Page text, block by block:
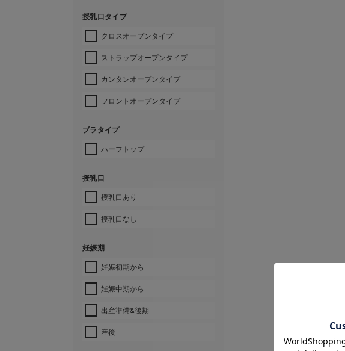
授乳口タイプ
クロスオープンタイプ
ストラップオープンタイプ
カンタンオープンタイプ
フロントオープンタイプ
ブラタイプ
ハーフトップ
授乳口
授乳口あり
授乳口なし
妊娠期
妊娠初期から
妊娠中期から
出産準備&後期
産後